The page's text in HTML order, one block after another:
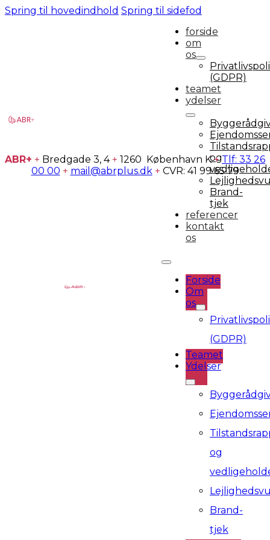
Spring til hovedindhold Spring til sidefod
forside
om
os
(GDPR)
teamet
ydelser
og
Brand-
tjek
referencer
kontakt
os
Forside
Om
os
(GDPR)
Teamet
Ydelser
og
Brand-
tjek
ABR+ + Bredgade 3, 4+ 1260 København K+ Tlf: 33 26
00 00 + mail@abrplus.dk + CVR: 41 99 65 79